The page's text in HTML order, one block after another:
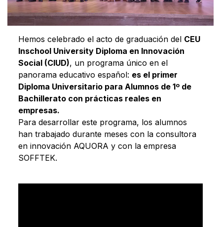
Hemos celebrado el acto de graduación del CEU
Inschool University Diploma en Innovación
Social (CIUD), un programa único en el
panorama educativo español: es el primer
Diploma Universitario para Alumnos de 1º de
Bachillerato con prácticas reales en
empresas.
Para desarrollar este programa, los alumnos
han trabajado durante meses con la consultora
en innovación AQUORA y con la empresa
SOFFTEK.